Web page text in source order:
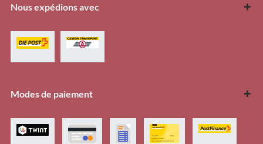
Nous expédions avec
Modes de paiement